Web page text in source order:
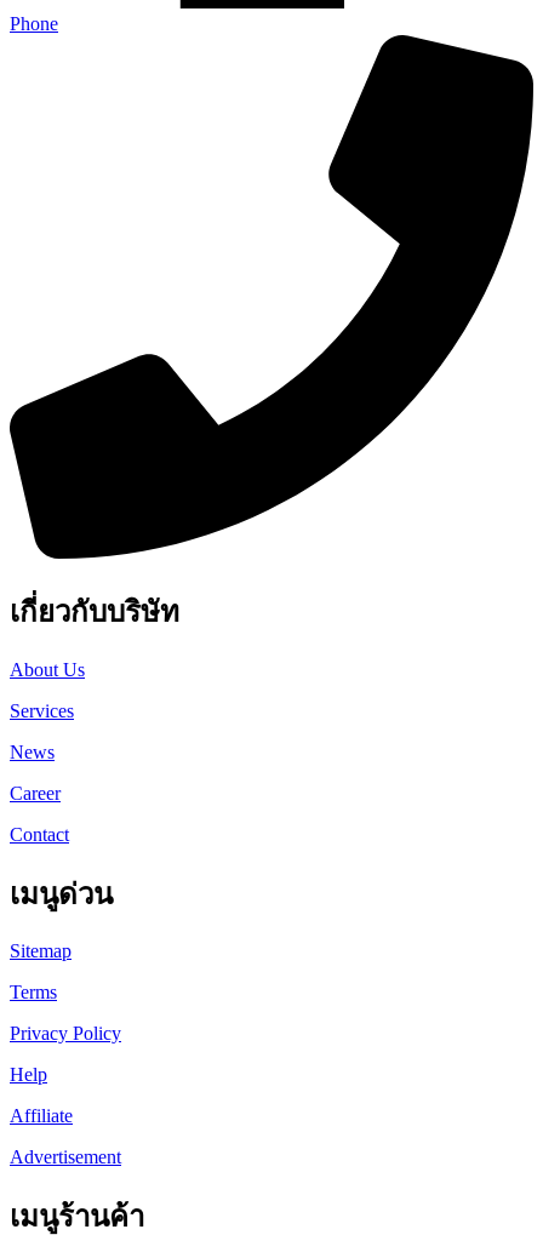
Phone
เกี่ยวกับบริษัท
About Us
Services
News
Career
Contact
เมนูด่วน
Sitemap
Terms
Privacy Policy
Help
Affiliate
Advertisement
เมนูร้านค้า